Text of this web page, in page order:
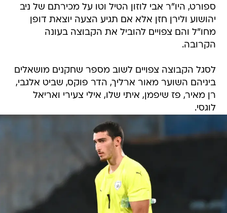
ספורט, היו"ר אבי לוזון הטיל וטו על מכירתם של ניב
יהושוע ולירן חזן אלא אם תגיע הצעה יוצאת דופן
מחו"ל והם צפויים להוביל את הקבוצה בעונה
הקרובה.
לסגל הקבוצה צפויים לשוב מספר שחקנים מושאלים
ביניהם השוער מאור ארליך, הדר פוקס, שביט אלגבי,
רן מאיר, פז שיפמן, איתי שלו, אילי צעירי ואריאל
לוגסי.